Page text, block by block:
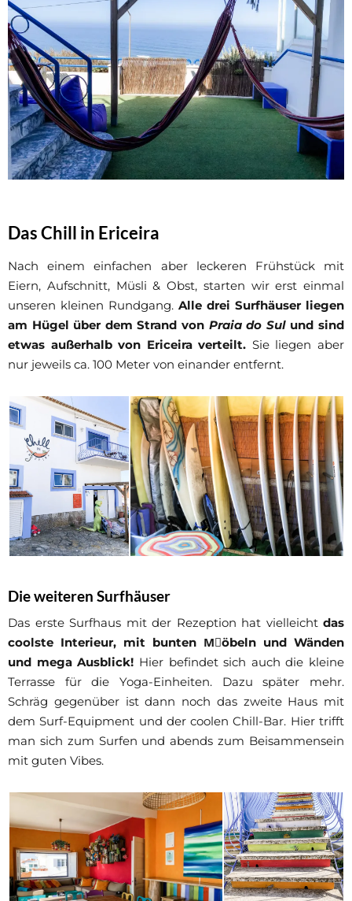
Das Chill in Ericeira
Nach einem einfachen aber leckeren Frühstück mit
Eiern, Aufschnitt, Müsli & Obst, starten wir erst einmal
unseren kleinen Rundgang. Alle drei Surfhäuser liegen
am Hügel über dem Strand von Praia do Sulund sind
etwas außerhalb von Ericeira verteilt. Sie liegen aber
nur jeweils ca. 100 Meter von einander entfernt.
Die weiteren Surfhäuser
Das erste Surfhaus mit der Rezeption hat vielleicht das
coolste Interieur, mit bunten Mِöbeln und Wänden
und mega Ausblick! Hier befindet sich auch die kleine
Terrasse für die Yoga-Einheiten. Dazu später mehr.
Schräg gegenüber ist dann noch das zweite Haus mit
dem Surf-Equipment und der coolen Chill-Bar. Hier trifft
man sich zum Surfen und abends zum Beisammensein
mit guten Vibes.